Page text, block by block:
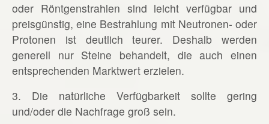
oder Röntgenstrahlen sind leicht verfügbar und
preisgünstig, eine Bestrahlung mit Neutronen- oder
Protonen ist deutlich teurer. Deshalb werden
generell nur Steine behandelt, die auch einen
entsprechenden Marktwert erzielen.
3. Die natürliche Verfügbarkeit sollte gering
und/oder die Nachfrage groß sein.